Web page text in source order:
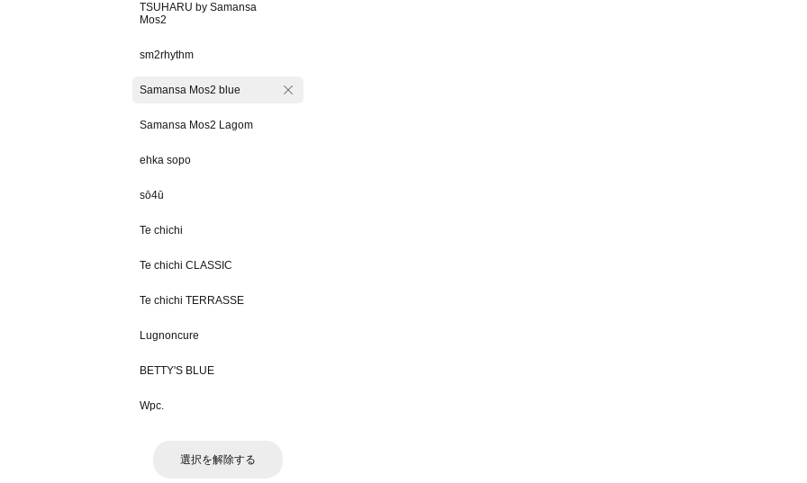
TSUHARU by Samansa
Mos2
sm2rhythm
Samansa Mos2 blue
Samansa Mos2 Lagom
ehka sopo
sō4ū
Te chichi
Te chichi CLASSIC
Te chichi TERRASSE
Lugnoncure
BETTY'S BLUE
Wpc.
選択を解除する